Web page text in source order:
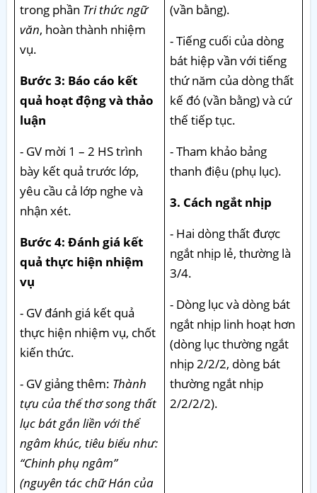
trong phần Tri thức ngữ
văn, hoàn thành nhiệm
vụ.
Bước 3: Báo cáo kết
quả hoạt động và thảo
luận
- GV mời 1 – 2 HS trình
bày kết quả trước lớp,
yêu cầu cả lớp nghe và
nhận xét.
Bước 4: Đánh giá kết
quả thực hiện nhiệm
vụ
- GV đánh giá kết quả
thực hiện nhiệm vụ, chốt
kiến thức.
- GV giảng thêm: Thành
tựu của thể thơ song thất
lục bát gắn liền với thể
ngâm khúc, tiêu biểu như:
“Chinh phụ ngâm”
(nguyên tác chữ Hán của
(vần bằng).
- Tiếng cuối của dòng
bát hiệp vần với tiếng
thứ năm của dòng thất
kế đó (vần bằng) và cứ
thế tiếp tục.
- Tham khảo bảng
thanh điệu (phụ lục).
3. Cách ngắt nhịp
- Hai dòng thất được
ngắt nhịp lẻ, thường là
3/4.
- Dòng lục và dòng bát
ngắt nhịp linh hoạt hơn
(dòng lục thường ngắt
nhịp 2/2/2, dòng bát
thường ngắt nhịp
2/2/2/2).